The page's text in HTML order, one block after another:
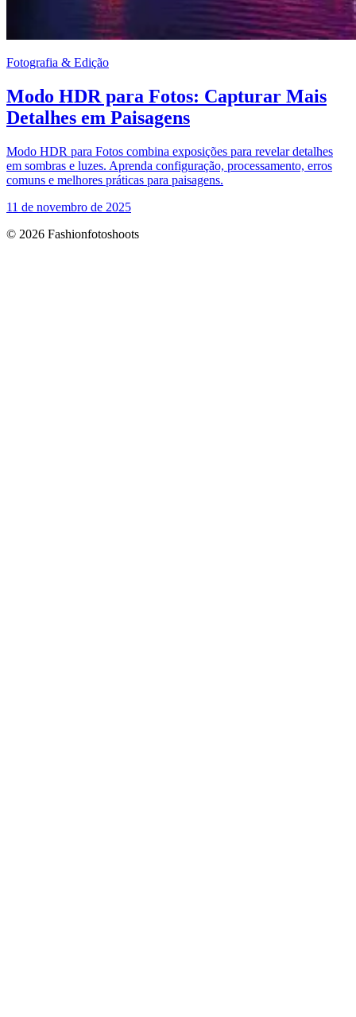
Fotografia & Edição
Modo HDR para Fotos: Capturar Mais
Detalhes em Paisagens
Modo HDR para Fotos combina exposições para revelar detalhes
em sombras e luzes. Aprenda configuração, processamento, erros
comuns e melhores práticas para paisagens.
11 de novembro de 2025
© 2026 Fashionfotoshoots